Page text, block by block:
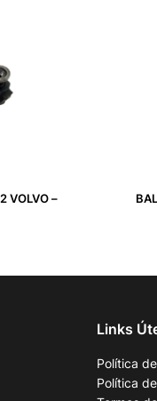
VOLVO –
Links
Política
Política